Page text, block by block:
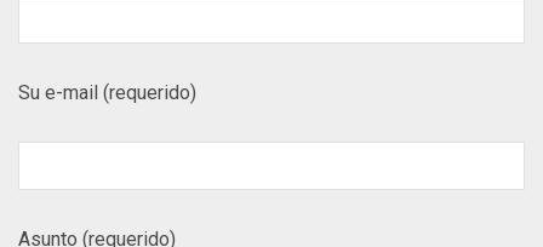
Su e-mail (requerido)
Asunto (requerido)